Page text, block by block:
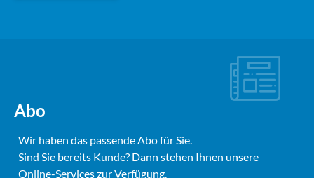
Abo
Wir haben das passende Abo für Sie.
Sind Sie bereits Kunde? Dann stehen Ihnen unsere
Online-Services zur Verfügung.